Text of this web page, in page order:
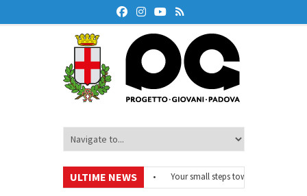
ULTIME NEWS
#EurodeskOnAir – Ciclo di webinar
Your small steps towards
finanziaria
• Oxford Debate Lab – Borse di studio 2026/27